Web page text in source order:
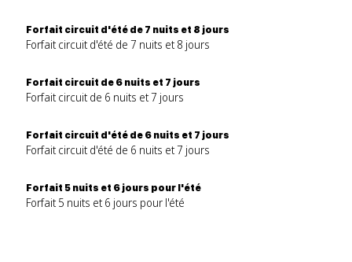
Forfait circuit d'été de 7 nuits et 8 jours
Forfait circuit d'été de 7 nuits et 8 jours
Forfait circuit de 6 nuits et 7 jours
Forfait circuit de 6 nuits et 7 jours
Forfait circuit d'été de 6 nuits et 7 jours
Forfait circuit d'été de 6 nuits et 7 jours
Forfait 5 nuits et 6 jours pour l'été
Forfait 5 nuits et 6 jours pour l'été